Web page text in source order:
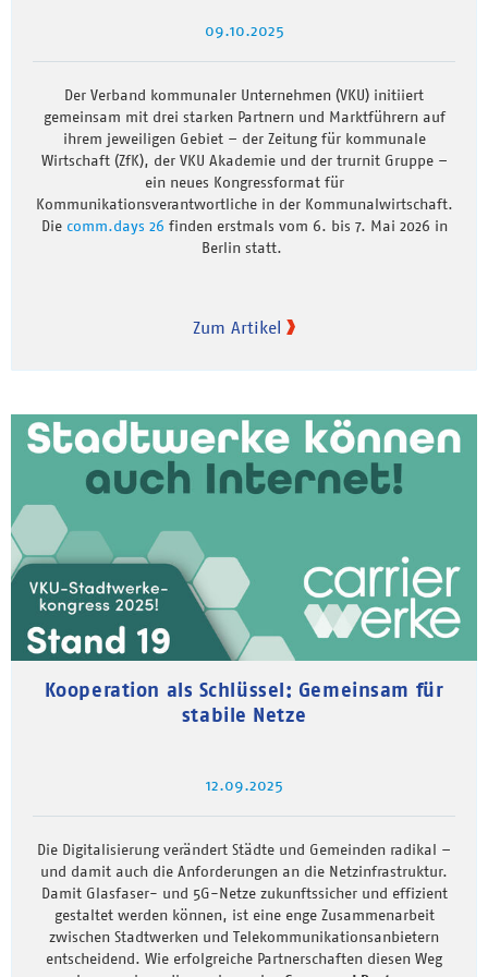
09.10.2025
Der Verband kommunaler Unternehmen (VKU) initiiert
gemeinsam mit drei starken Partnern und Marktführern auf
ihrem jeweiligen Gebiet – der Zeitung für kommunale
Wirtschaft (ZfK), der VKU Akademie und der trurnit Gruppe –
ein neues Kongressformat für
Kommunikationsverantwortliche in der Kommunalwirtschaft.
Die comm.days 26 finden erstmals vom 6. bis 7. Mai 2026 in
Berlin statt.
Zum Artikel
Kooperation als Schlüssel: Gemeinsam für
stabile Netze
12.09.2025
Die Digitalisierung verändert Städte und Gemeinden radikal –
und damit auch die Anforderungen an die Netzinfrastruktur.
Damit Glasfaser- und 5G-Netze zukunftssicher und effizient
gestaltet werden können, ist eine enge Zusammenarbeit
zwischen Stadtwerken und Telekommunikationsanbietern
entscheidend. Wie erfolgreiche Partnerschaften diesen Weg